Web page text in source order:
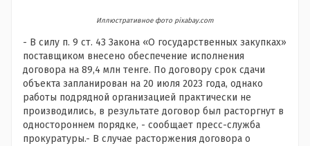
Иллюстративное фото pixabay.com
- В силу п. 9 ст. 43 Закона «О государственных закупках»
поставщиком внесено обеспечение исполнения
договора на 89,4 млн тенге. По договору срок сдачи
объекта запланирован на 20 июля 2023 года, однако
работы подрядной организацией практически не
производились, в результате договор был расторгнут в
одностороннем порядке, - сообщает пресс-служба
прокуратуры.- В случае расторжения договора о